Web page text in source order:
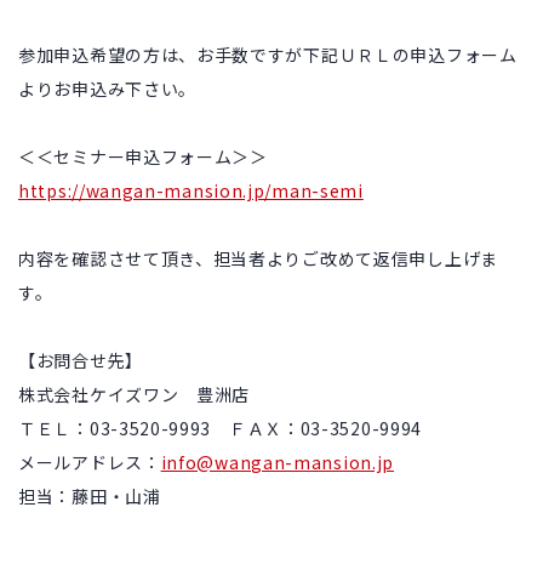
参加申込希望の方は、お手数ですが下記ＵＲＬの申込フォーム
よりお申込み下さい。
＜＜セミナー申込フォーム＞＞
https://wangan-mansion.jp/man-semi
内容を確認させて頂き、担当者よりご改めて返信申し上げま
す。
【お問合せ先】
株式会社ケイズワン 豊洲店
ＴＥＬ：03-3520-9993 ＦＡＸ：03-3520-9994
メールアドレス： info@wangan-mansion.jp
担当：藤田・山浦